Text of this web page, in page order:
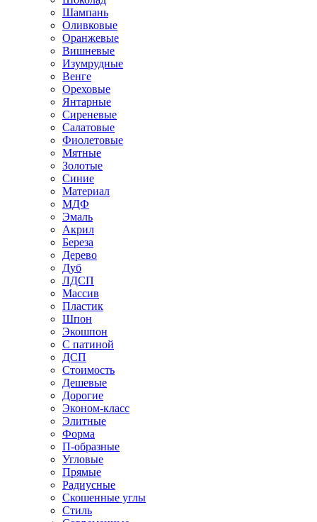
Шампань
Оливковые
Оранжевые
Вишневые
Изумрудные
Венге
Ореховые
Янтарные
Сиреневые
Салатовые
Фиолетовые
Мятные
Золотые
Синие
Материал
МДФ
Эмаль
Акрил
Береза
Дерево
Дуб
ЛДСП
Массив
Пластик
Шпон
Экошпон
С патиной
ДСП
Стоимость
Дешевые
Дорогие
Эконом-класс
Элитные
Форма
П-образные
Угловые
Прямые
Радиусные
Скошенные углы
Стиль